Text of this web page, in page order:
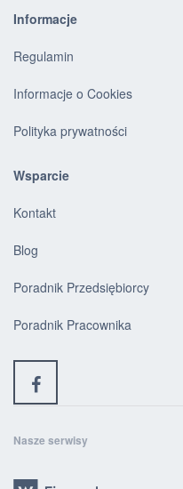
Informacje
Regulamin
Informacje o Cookies
Polityka prywatności
Wsparcie
Kontakt
Blog
Poradnik Przedsiębiorcy
Poradnik Pracownika
Nasze serwisy